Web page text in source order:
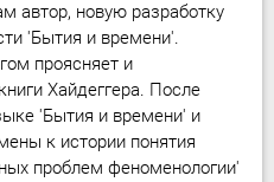
автор, новую разработку
'Бытия и времени'.
проясняет и
Хайдеггера. После
'Бытия и времени' и
к истории понятия
проблем феноменологии'